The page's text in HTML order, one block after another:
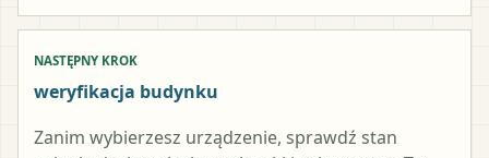
NASTĘPNY KROK
weryfikacja budynku
Zanim wybierzesz urządzenie, sprawdź stan